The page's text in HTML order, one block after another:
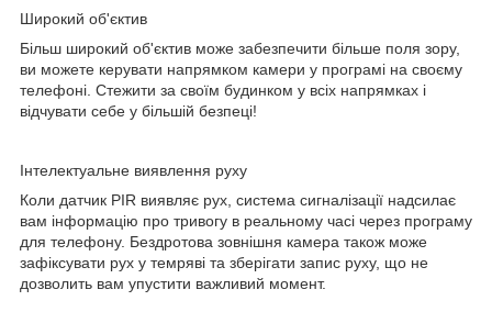
Широкий об'єктив
Більш широкий об'єктив може забезпечити більше поля зору,
ви можете керувати напрямком камери у програмі на своєму
телефоні. Стежити за своїм будинком у всіх напрямках і
відчувати себе у більшій безпеці!
Інтелектуальне виявлення руху
Коли датчик PIR виявляє рух, система сигналізації надсилає
вам інформацію про тривогу в реальному часі через програму
для телефону. Бездротова зовнішня камера також може
зафіксувати рух у темряві та зберігати запис руху, що не
дозволить вам упустити важливий момент.